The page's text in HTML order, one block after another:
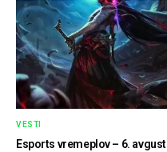
VESTI
Esports vremeplov – 6. avgust